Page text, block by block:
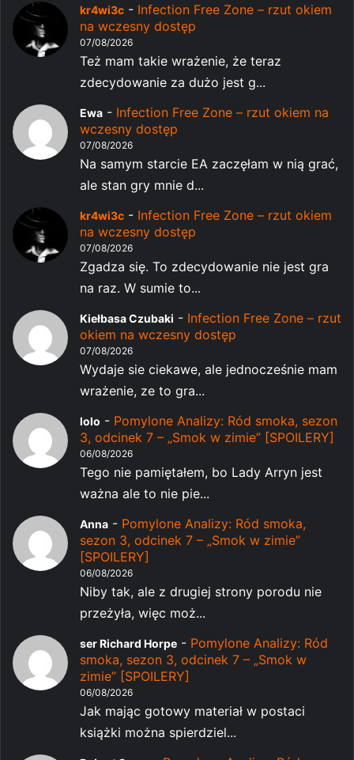
kr4wi3c - Infection Free Zone – rzut okiem
na wczesny dostęp
07/08/2026
Też mam takie wrażenie, że teraz
zdecydowanie za dużo jest g...
Ewa - Infection Free Zone – rzut okiem na
wczesny dostęp
07/08/2026
Na samym starcie EA zaczęłam w nią grać,
ale stan gry mnie d...
kr4wi3c - Infection Free Zone – rzut okiem
na wczesny dostęp
07/08/2026
Zgadza się. To zdecydowanie nie jest gra
na raz. W sumie to...
Kiełbasa Czubaki - Infection Free Zone – rzut
okiem na wczesny dostęp
07/08/2026
Wydaje sie ciekawe, ale jednocześnie mam
wrażenie, ze to gra...
lolo - Pomylone Analizy: Ród smoka, sezon
3, odcinek 7 – „Smok w zimie” [SPOILERY]
06/08/2026
Tego nie pamiętałem, bo Lady Arryn jest
ważna ale to nie pie...
Anna - Pomylone Analizy: Ród smoka,
sezon 3, odcinek 7 – „Smok w zimie”
[SPOILERY]
06/08/2026
Niby tak, ale z drugiej strony porodu nie
przeżyła, więc moż...
ser Richard Horpe - Pomylone Analizy: Ród
smoka, sezon 3, odcinek 7 – „Smok w
zimie” [SPOILERY]
06/08/2026
Jak mając gotowy materiał w postaci
książki można spierdziel...